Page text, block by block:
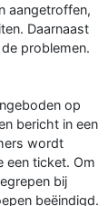
aangetroffen,
Daarnaast
problemen.
op
bericht in een
wordt
een ticket. Om
bij
beëindigd.